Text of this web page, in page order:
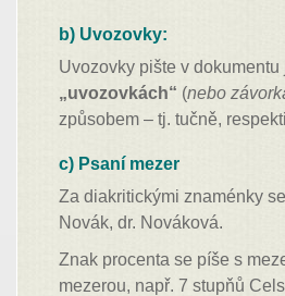
b) Uvozovky:
Uvozovky pište v
„uvozovkách“ (nebo
způsobem – tj. tučně,
c) Psaní mezer
Za diakritickými znaménky
Novák, dr. Nováková.
Znak procenta se píše s
mezerou, např. 7 stupňů